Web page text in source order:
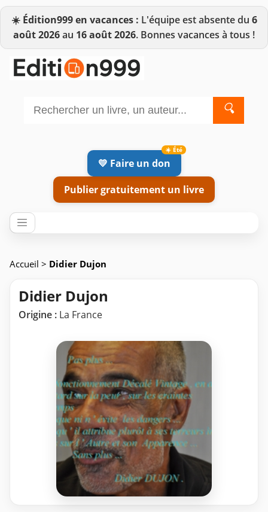
☀️ Édition999 en vacances : L'équipe est absente du 6
août 2026au 16 août 2026. Bonnes vacances à tous !
🔍
💛 Faire un don
Publier gratuitement un livre
Accueil > Didier Dujon
Didier Dujon
Origine : La France